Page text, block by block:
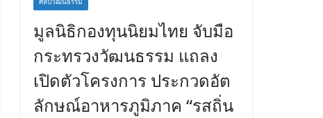
มูลนิธิกองทุนนิยมไทย จับมือ
กระทรวงวัฒนธรรม แถลง
เปิดตัวโครงการ ประกวดอัต
ลักษณ์อาหารภูมิภาค “รสถิ่น